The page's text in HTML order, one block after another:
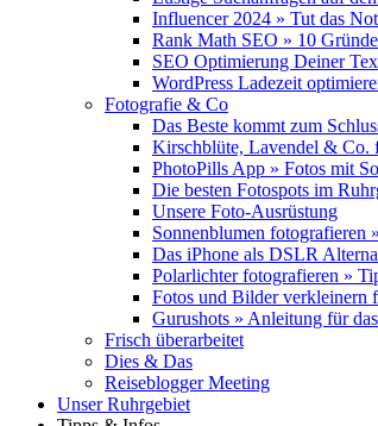
Influencer 2024 » Tut das
Rank Math SEO » 10
SEO Optimierung Deiner
WordPress Ladezeit
Fotografie & Co
Das Beste kommt zum
Kirschblüte, Lavendel & Co.
PhotoPills App » Fotos mit
Die besten Fotospots im
Unsere Foto-Ausrüstung
Sonnenblumen fotografieren
Das iPhone als DSLR
Polarlichter fotografieren »
Fotos und Bilder
Gurushots » Anleitung für
Frisch überarbeitet
Dies & Das
Reiseblogger Meeting
Unser Ruhrgebiet